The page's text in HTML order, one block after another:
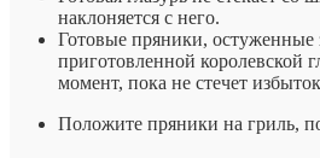
наклоняется с него.
Готовые пряники, остуженные
приготовленной королевской
момент, пока не стечет
Положите пряники на гриль,